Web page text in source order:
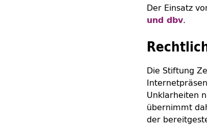
Der Einsatz
und dbv.
Die Stiftung
Unklarheiten
übernimmt
der